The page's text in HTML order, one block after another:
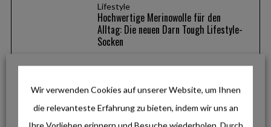
Lifestyle
Hochwertige Merinowolle für den
Alltag: Die neuen Darn Tough Lifestyle-
Socken
Lifestyle
wetterfeste Notizbuch für draußen und
unterwegs
Wir verwenden Cookies auf unserer Website, um Ihnen
die relevanteste Erfahrung zu bieten, indem wir uns an